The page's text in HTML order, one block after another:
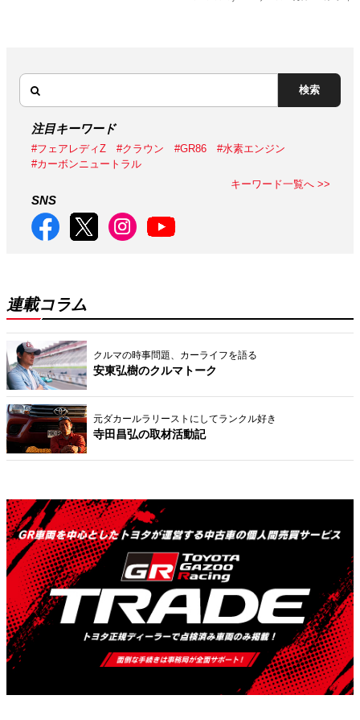
検索
注目キーワード
#フェアレディZ #クラウン #GR86
#水素エンジン
#カーボンニュートラル
キーワード一覧へ >>
SNS
連載コラム
クルマの時事問題、カーライフを語る
安東弘樹のクルマトーク
元ダカールラリーストにしてランクル好き
寺田昌弘の取材活動記